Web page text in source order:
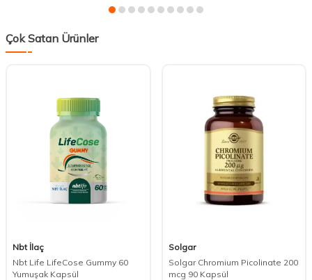
Çok Satan Ürünler
Nbt İlaç
Nbt Life LifeCose Gummy 60
Yumuşak Kapsül
Solgar
Solgar Chromium Picolinate 200
mcg 90 Kapsül